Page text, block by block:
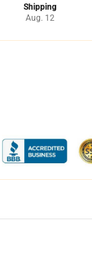
Shipping
Aug. 12